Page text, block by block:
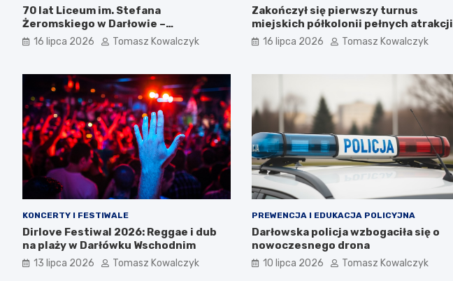
70 lat Liceum im. Stefana
Żeromskiego w Darłowie –
Świętujemy razem!
16 lipca 2026 Tomasz Kowalczyk
Zakończył się pierwszy turnus
miejskich półkolonii pełnych atrakcji
16 lipca 2026 Tomasz Kowalczyk
KONCERTY I FESTIWALE
Dirlove Festiwal 2026: Reggae i dub
na plaży w Darłówku Wschodnim
13 lipca 2026 Tomasz Kowalczyk
PREWENCJA I EDUKACJA POLICYJNA
Darłowska policja wzbogaciła się o
nowoczesnego drona
10 lipca 2026 Tomasz Kowalczyk